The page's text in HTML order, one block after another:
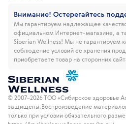
Внимание! Остерегайтесь
Мы гарантируем надлежащее
официальном Интернет-магазине, а
Siberian Wellness! Мы не гарантируем
соблюдение условий ее хранения
приобретаете товар на сторонних
© 2007–2026 ТОО «Сибирское здоровье
защищены. Воспроизведение
только при условии обязательного